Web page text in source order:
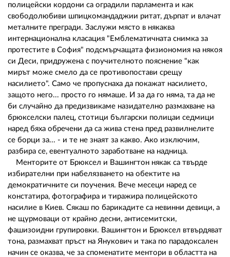
полицейски кордони са оградили парламента и как
свободолюбиви шпицкомандаджии ритат, дърпат и влачат
металните прегради. Заслужи място в някаква
интернационална класация "Емблематичната снимка за
протестите в София" подсмърчащата физиономия на някоя
си Деси, придружена с поучителното пояснение "как
мирът може смело да се противопостави срещу
насилието". Само че пропуснаха да покажат насилието,
защото него... просто го нямаше. И за да го няма, та да не
би случайно да предизвикаме назидателно размахване на
брюкселски палец, стотици български полицаи седмици
наред бяха обречени да са жива стена пред развилнелите
се борци за... - и те не знаят за какво. Ако изключим,
разбира се, евентуалното заработване на надница.
Менторите от Брюксел и Вашингтон някак са твърде
избирателни при набелязването на обектите на
демократичните си поучения. Вече месеци наред се
констатира, фотографира и тиражира полицейското
насилие в Киев. Сякаш по барикадите са невинни девици, а
не щурмоваци от крайно десни, антисемитски,
фашизоидни групировки. Вашингтон и Брюксел втвърдяват
тона, размахват пръст на Янукович и така по парадоксален
начин се оказва, че за споменатите ментори в областта на